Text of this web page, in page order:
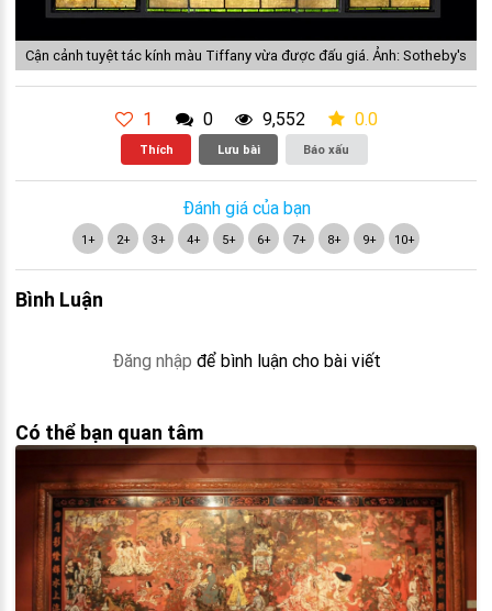
Cận cảnh tuyệt tác kính màu Tiffany vừa được đấu giá. Ảnh: Sotheby's
1 0 9,552 0.0
Thích Lưu bài Báo xấu
Đánh giá của bạn
1+ 2+ 3+ 4+ 5+ 6+ 7+ 8+ 9+ 10+
Bình Luận
Đăng nhập để bình luận cho bài viết
Có thể bạn quan tâm